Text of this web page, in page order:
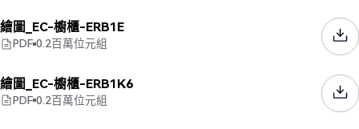
繪圖_EC-櫥櫃-ERB1E
PDF 0.2百萬位元組
繪圖_EC-櫥櫃-ERB1K6
PDF 0.2百萬位元組